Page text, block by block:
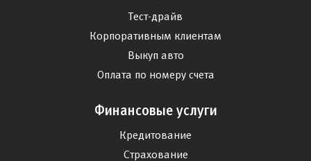
Тест-драйв
Корпоративным клиентам
Выкуп авто
Оплата по номеру счета
Финансовые услуги
Кредитование
Страхование